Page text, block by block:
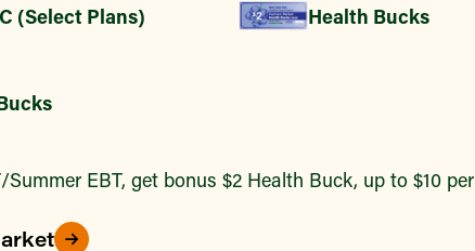
(Select Plans) Health Bucks
EBT, get bonus $2 Health Buck, up to $10